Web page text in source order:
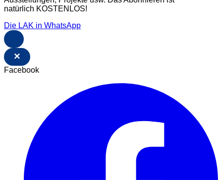
natürlich KOSTENLOS!
Die LAK in WhatsApp
×
Facebook